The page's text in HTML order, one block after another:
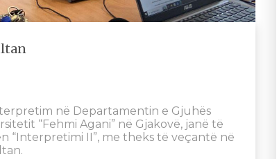
në Departamentin e Gjuhës
“Fehmi Agani” në Gjakovë, janë të
“Interpretimi II”, me theks të veçantë në